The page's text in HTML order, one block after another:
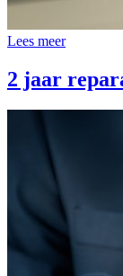
Lees meer
2 jaar